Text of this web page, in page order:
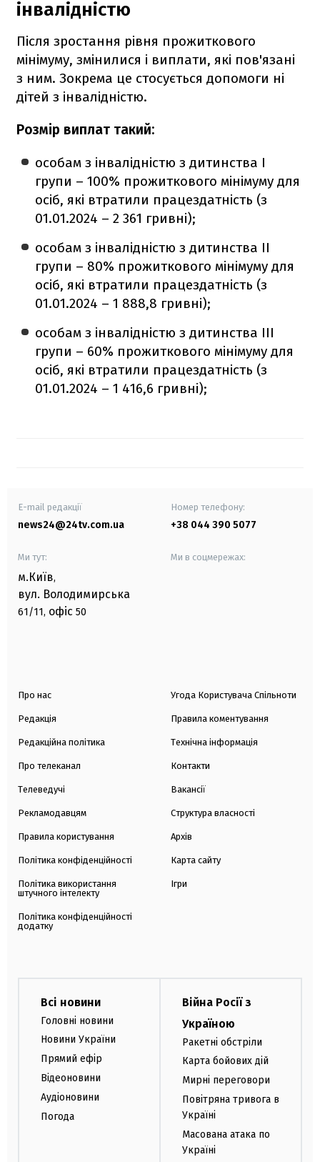
інвалідністю
Після зростання рівня прожиткового
мінімуму, змінилися і виплати, які пов'язані
з ним. Зокрема це стосується допомоги ні
дітей з інвалідністю.
Розмір виплат такий:
особам з інвалідністю з дитинства І
групи – 100% прожиткового мінімуму для
осіб, які втратили працездатність (з
01.01.2024 – 2 361 гривні);
особам з інвалідністю з дитинства II
групи – 80% прожиткового мінімуму для
осіб, які втратили працездатність (з
01.01.2024 – 1 888,8 гривні);
особам з інвалідністю з дитинства III
групи – 60% прожиткового мінімуму для
осіб, які втратили працездатність (з
01.01.2024 – 1 416,6 гривні);
E-mail редакції
news24@24tv.com.ua
Номер телефону:
+38 044 390 5077
Ми тут:
м.Київ,
вул. Володимирська
61/11, офіс 50
Ми в соцмережах:
Про нас
Редакція
Редакційна політика
Про телеканал
Телеведучі
Рекламодавцям
Правила користування
Політика конфіденційності
Політика використання
штучного інтелекту
Політика конфіденційності
додатку
Угода Користувача Спільноти
Правила коментування
Технічна інформація
Контакти
Вакансії
Структура власності
Архів
Карта сайту
Ігри
Всі новини
Головні новини
Новини України
Прямий ефір
Відеоновини
Аудіоновини
Погода
Війна Росії з
Україною
Ракетні обстріли
Карта бойових дій
Мирні переговори
Повітряна тривога в
Україні
Масована атака по
Україні